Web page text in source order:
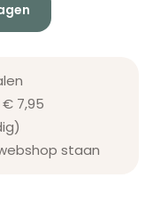
7,95
staan​